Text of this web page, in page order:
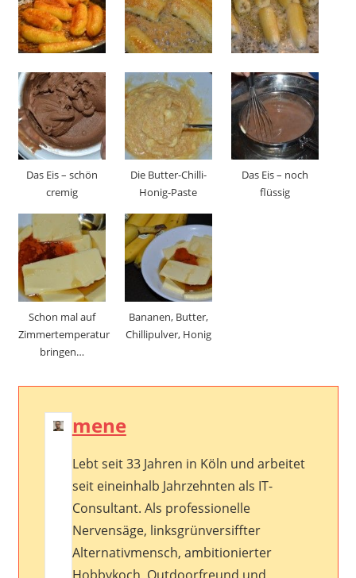
Das Eis – schön
cremig
Die Butter-Chilli-
Honig-Paste
Das Eis – noch
flüssig
Schon mal auf
Zimmertemperatur
bringen…
Bananen, Butter,
Chillipulver, Honig
mene
Lebt seit 33 Jahren in Köln und arbeitet
seit eineinhalb Jahrzehnten als IT-
Consultant. Als professionelle
Nervensäge, linksgrünversiffter
Alternativmensch, ambitionierter